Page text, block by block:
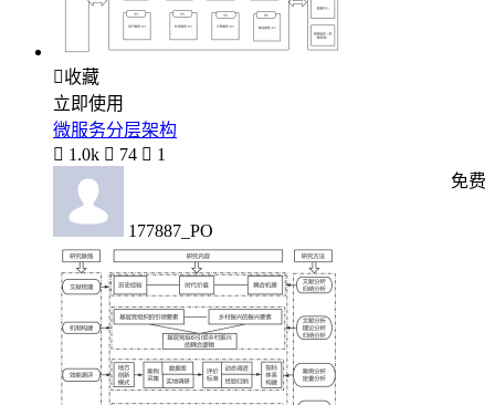
收藏
立即使用
微服务分层架构
 1.0k  74  1
177887_PO
免费